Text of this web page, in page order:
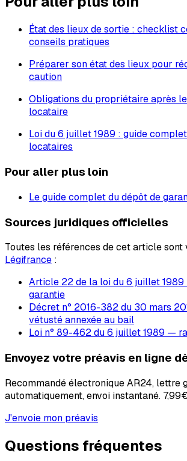
État des lieux de sortie : checklist
conseils pratiques
Préparer son état des lieux pour
caution
Obligations du propriétaire après
locataire
Loi du 6 juillet 1989 : guide
locataires
Pour aller plus loin
Le guide complet du dépôt de
Sources juridiques officielles
Toutes les références de cet article
Légifrance :
Article 22 de la loi du 6 juillet
garantie
Décret n° 2016-382 du 30 mars
vétusté annexée au bail
Loi n° 89-462 du 6 juillet 1989 —
Envoyez votre préavis en ligne
Recommandé électronique AR24, lettre
automatiquement, envoi instantané.
J'envoie mon préavis
Questions fréquentes